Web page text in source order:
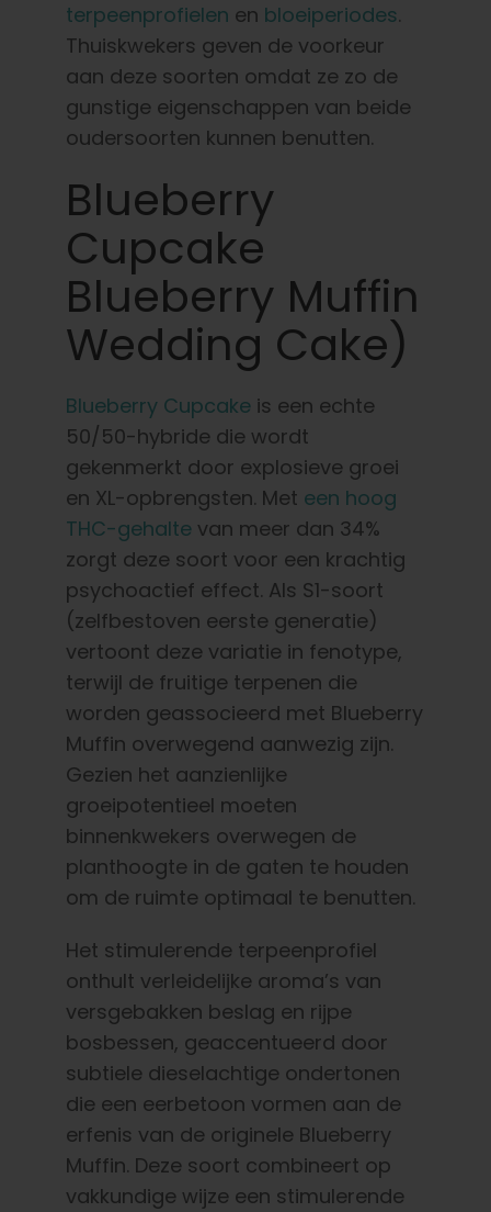
terpeenprofielen en bloeiperiodes.
Thuiskwekers geven de voorkeur
aan deze soorten omdat ze zo de
gunstige eigenschappen van beide
oudersoorten kunnen benutten.
Blueberry
Cupcake
Blueberry Muffin
Wedding Cake)
Blueberry Cupcake is een echte
50/50-hybride die wordt
gekenmerkt door explosieve groei
en XL-opbrengsten. Met een hoog
THC-gehalte van meer dan 34%
zorgt deze soort voor een krachtig
psychoactief effect. Als S1-soort
(zelfbestoven eerste generatie)
vertoont deze variatie in fenotype,
terwijl de fruitige terpenen die
worden geassocieerd met Blueberry
Muffin overwegend aanwezig zijn.
Gezien het aanzienlijke
groeipotentieel moeten
binnenkwekers overwegen de
planthoogte in de gaten te houden
om de ruimte optimaal te benutten.
Het stimulerende terpeenprofiel
onthult verleidelijke aroma’s van
versgebakken beslag en rijpe
bosbessen, geaccentueerd door
subtiele dieselachtige ondertonen
die een eerbetoon vormen aan de
erfenis van de originele Blueberry
Muffin. Deze soort combineert op
vakkundige wijze een stimulerende